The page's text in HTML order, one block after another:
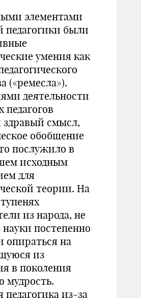
элементами
педагогики были
умения как
(«ремесла»).
деятельности
педагогов
смысл,
обобщение
послужило в
исходным
для
теории. На
из народа, не
постепенно
опираться на
из
в поколения
мудрость.
педагогика из-за